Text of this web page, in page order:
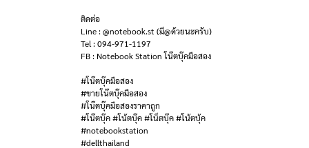
ติดต่อ
Line : @notebook.st (มี@ด้วยนะครับ)
Tel : 094-971-1197
FB : Notebook Station โน๊ตบุ๊คมือสอง
#โน๊ตบุ๊คมือสอง
#ขายโน๊ตบุ๊คมือสอง
#โน๊ตบุ๊คมือสองราคาถูก
#โน๊ตบุ๊ค #โน้ตบุ๊ค #โน็ตบุ๊ค #โน้ตบุ้ค
#notebookstation
#dellthailand